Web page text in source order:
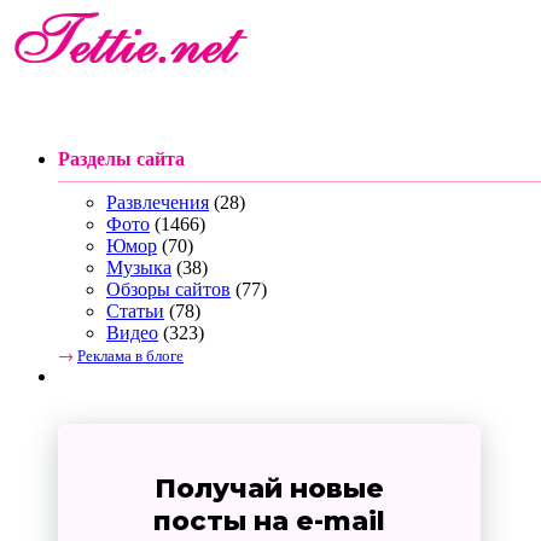
Разделы сайта
Развлечения (28)
Фото (1466)
Юмор (70)
Музыка (38)
Обзоры сайтов (77)
Статьи (78)
Видео (323)
→ Реклама в блоге
Получай новые
посты на e-mail